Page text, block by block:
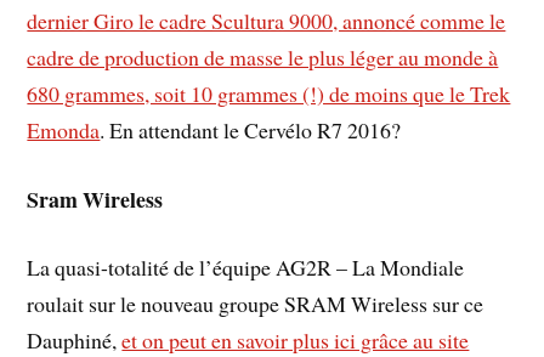
dernier Giro le cadre Scultura 9000, annoncé comme le
cadre de production de masse le plus léger au monde à
680 grammes, soit 10 grammes (!) de moins que le Trek
Emonda. En attendant le Cervélo R7 2016?
Sram Wireless
La quasi-totalité de l’équipe AG2R – La Mondiale
roulait sur le nouveau groupe SRAM Wireless sur ce
Dauphiné,et on peut en savoir plus ici grâce au site